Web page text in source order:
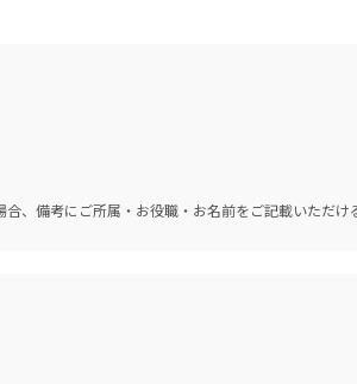
、備考にご所属・お役職・お名前をご記載いただけ